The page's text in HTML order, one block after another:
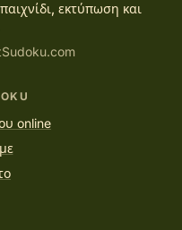
εκτύπωση και
online